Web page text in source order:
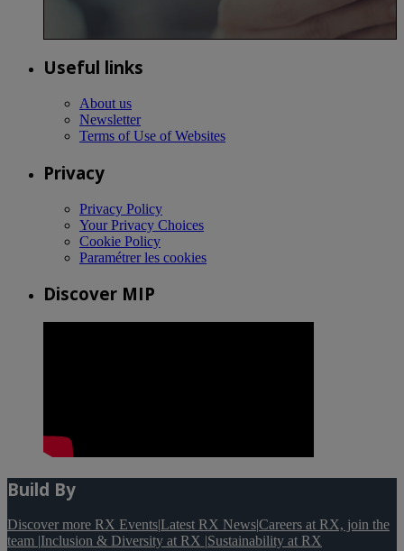
Useful links
About us
Newsletter
Terms of Use of Websites
Privacy
Privacy Policy
Your Privacy Choices
Cookie Policy
Paramétrer les cookies
Discover MIP
Build By
Discover more RX Events|Latest RX News|Careers at RX, join the
team |Inclusion & Diversity at RX |Sustainability at RX